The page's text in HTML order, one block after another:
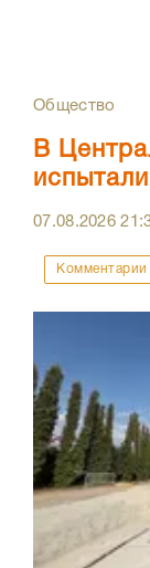
Общество
В
07.08.2026
Комментарии